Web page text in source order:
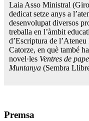
Laia Asso Ministral
dedicat setze anys a
desenvolupat diversos
treballa en l’àmbit
d’Escriptura de
Catorze, en què també
novel·les Ventres de
Muntanya (Sembra
Premsa